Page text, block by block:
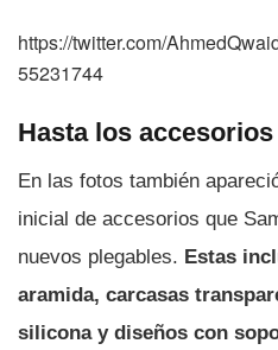
https://twitter.com/
55231744
Hasta los
En las fotos también
inicial de accesorios que
nuevos plegables. Estas
aramida, carcasas
silicona y diseños con